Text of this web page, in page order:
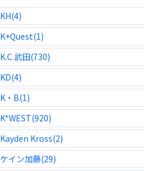
KH(4)
K+Quest(1)
K.C.武田(730)
KD(4)
K・B(1)
K*WEST(920)
Kayden Kross(2)
ケイン加藤(29)